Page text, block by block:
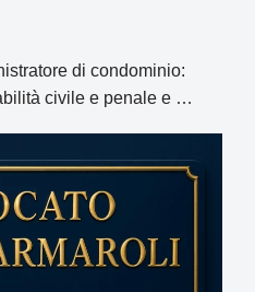
di condominio:
civile e penale e …